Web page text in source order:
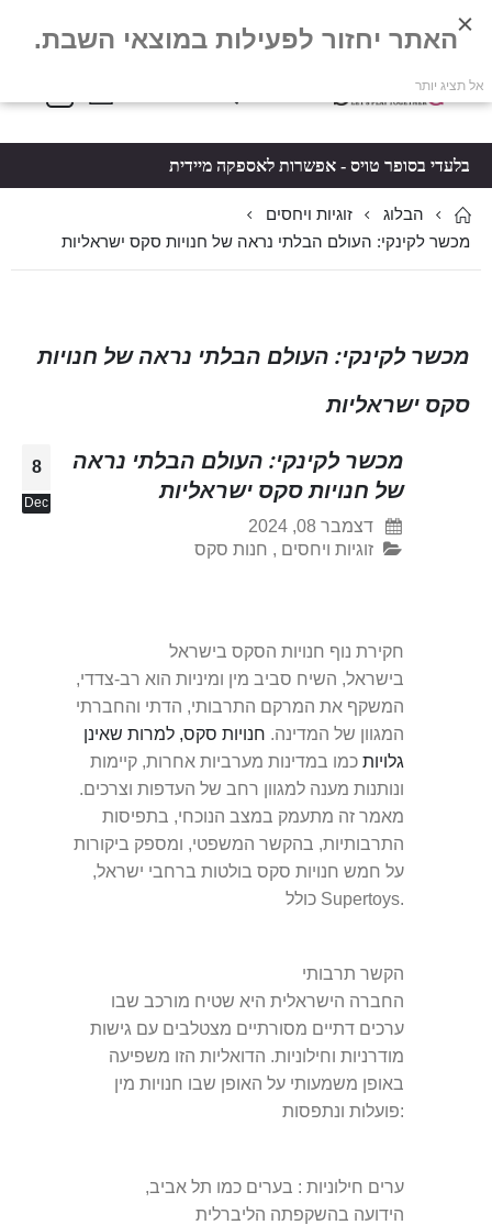
Toggle
סל קניות
בלעדי בסופר טויס - אפשרות לאספקה מיידית
הבלוג
זוגיות ויחסים
מכשר לקינקי: העולם הבלתי נראה של חנויות סקס ישראליות
מכשר לקינקי: העולם הבלתי נראה של חנויות
סקס ישראליות
8
Dec
מכשר לקינקי: העולם הבלתי נראה
של חנויות סקס ישראליות
דצמבר 08, 2024
זוגיות ויחסים , חנות סקס
חקירת נוף חנויות הסקס בישראל
בישראל, השיח סביב מין ומיניות הוא רב-צדדי,
המשקף את המרקם התרבותי, הדתי והחברתי
המגוון של המדינה. חנויות סקס, למרות שאינן
גלויות כמו במדינות מערביות אחרות, קיימות
ונותנות מענה למגוון רחב של העדפות וצרכים.
מאמר זה מתעמק במצב הנוכחי, בתפיסות
התרבותיות, בהקשר המשפטי, ומספק ביקורות
על חמש חנויות סקס בולטות ברחבי ישראל,
כולל Supertoys.
הקשר תרבותי
החברה הישראלית היא שטיח מורכב שבו
ערכים דתיים מסורתיים מצטלבים עם גישות
מודרניות וחילוניות. הדואליות הזו משפיעה
באופן משמעותי על האופן שבו חנויות מין
פועלות ונתפסות:
ערים חילוניות : בערים כמו תל אביב,
הידועה בהשקפתה הליברלית
האתר יחזור לפעילות במוצאי השבת.
אל תציג יותר